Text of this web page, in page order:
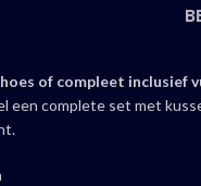
of compleet inclusief
een complete set met